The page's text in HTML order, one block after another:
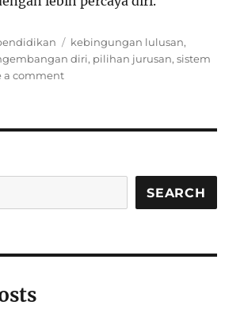
Tags
kebingungan lulusan,
diri, pilihan jurusan,sistem
a commenton
Masih
Sekolah
Kita
SEARCH